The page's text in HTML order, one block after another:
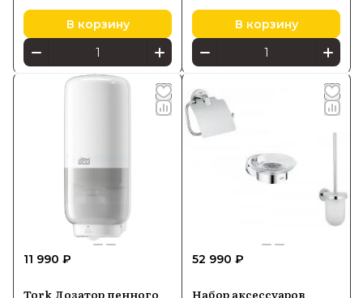
В корзину В корзину
11 990 ₽
Tork Дозатор пенного
52 990 ₽
Набор аксессуаров